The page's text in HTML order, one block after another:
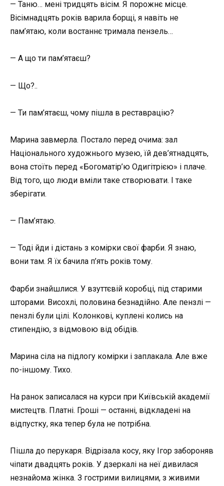
— Таню… мені тридцять вісім. Я порожнє місце.
Вісімнадцять років варила борщі, я навіть не
пам’ятаю, коли востаннє тримала пензель…
— А що ти пам’ятаєш?
— Що?..
— Ти пам’ятаєш, чому пішла в реставрацію?
Марина завмерла. Постало перед очима: зал
Національного художнього музею, їй дев’ятнадцять,
вона стоїть перед «Богоматір’ю Одигітрією» і плаче.
Від того, що люди вміли таке створювати. І таке
зберігати.
— Пам’ятаю.
— Тоді йди і дістань з комірки свої фарби. Я знаю,
вони там. Я їх бачила п’ять років тому.
Фарби знайшлися. У взуттєвій коробці, під старими
шторами. Висохлі, половина безнадійно. Але пензлі —
пензлі були цілі. Колонкові, куплені колись на
стипендію, з відмовою від обідів.
Марина сіла на підлогу комірки і заплакала. Але вже
по-іншому. Тихо.
На ранок записалася на курси при Київській академії
мистецтв. Платні. Гроші — останні, відкладені на
відпустку, яка тепер була не потрібна.
Пішла до перукаря. Відрізала косу, яку Ігор забороняв
чіпати двадцять років. У дзеркалі на неї дивилася
незнайома жінка. З гострими вилицями, з живими